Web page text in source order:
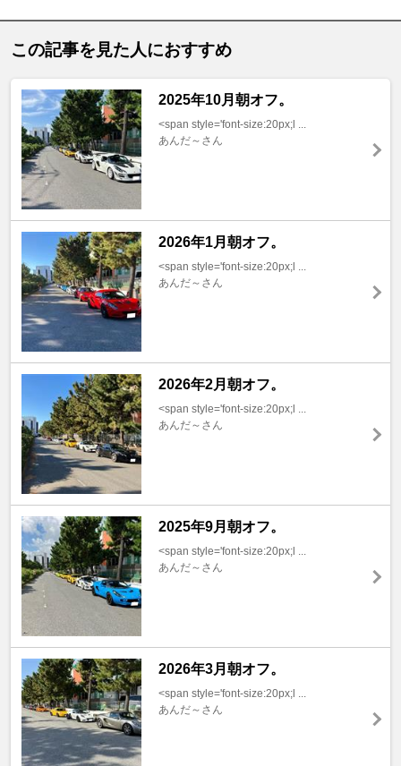
この記事を見た人におすすめ
2025年10月朝オフ。
<span style='font-size:20px;l ...
あんだ～さん
2026年1月朝オフ。
<span style='font-size:20px;l ...
あんだ～さん
2026年2月朝オフ。
<span style='font-size:20px;l ...
あんだ～さん
2025年9月朝オフ。
<span style='font-size:20px;l ...
あんだ～さん
2026年3月朝オフ。
<span style='font-size:20px;l ...
あんだ～さん